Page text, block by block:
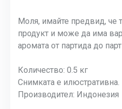
Моля, имайте предвид, че
продукт и може да има
аромата от партида до
Количество: 0.5 кг
Снимката е илюстративна.
Производител: Индонезия